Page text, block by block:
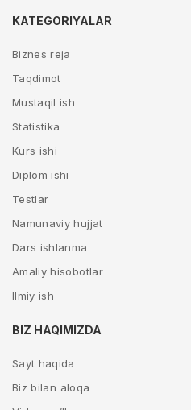
KATEGORIYALAR
Biznes reja
Taqdimot
Mustaqil ish
Statistika
Kurs ishi
Diplom ishi
Testlar
Namunaviy hujjat
Dars ishlanma
Amaliy hisobotlar
Ilmiy ish
BIZ HAQIMIZDA
Sayt haqida
Biz bilan aloqa